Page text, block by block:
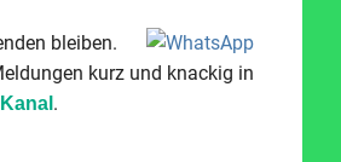
bleiben.
kurz und knackig in
.